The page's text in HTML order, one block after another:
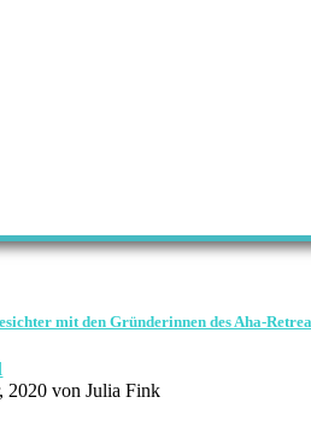
mit den Gründerinnen des Aha-
2020 von Julia Fink